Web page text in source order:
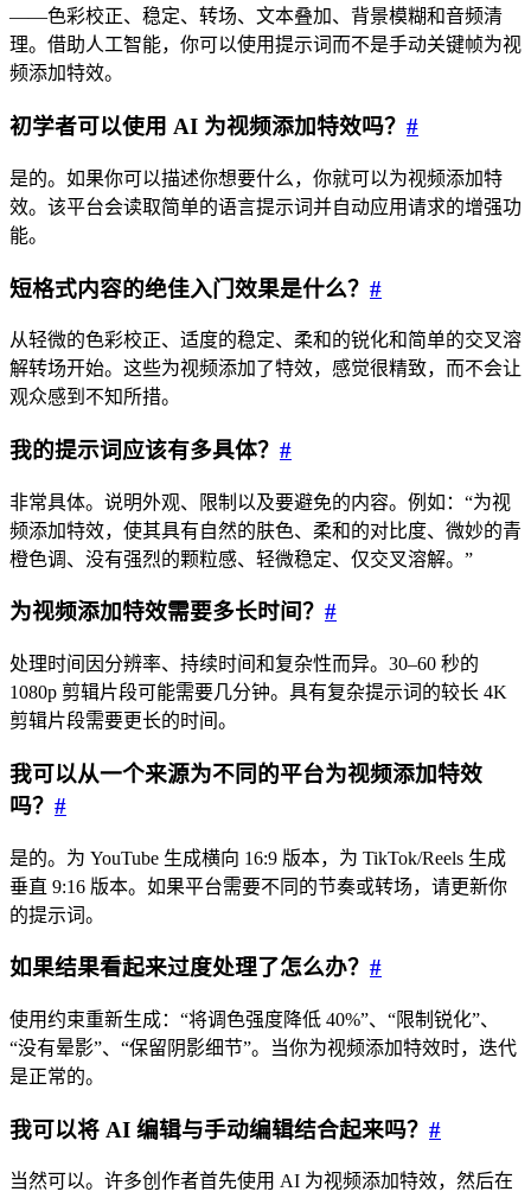
——色彩校正、稳定、转场、文本叠加、背景模糊和音频清
理。借助人工智能，你可以使用提示词而不是手动关键帧为视
频添加特效。
初学者可以使用 AI 为视频添加特效吗？ #
是的。如果你可以描述你想要什么，你就可以为视频添加特
效。该平台会读取简单的语言提示词并自动应用请求的增强功
能。
短格式内容的绝佳入门效果是什么？ #
从轻微的色彩校正、适度的稳定、柔和的锐化和简单的交叉溶
解转场开始。这些为视频添加了特效，感觉很精致，而不会让
观众感到不知所措。
我的提示词应该有多具体？ #
非常具体。说明外观、限制以及要避免的内容。例如：“为视
频添加特效，使其具有自然的肤色、柔和的对比度、微妙的青
橙色调、没有强烈的颗粒感、轻微稳定、仅交叉溶解。”
为视频添加特效需要多长时间？ #
处理时间因分辨率、持续时间和复杂性而异。30–60 秒的
1080p 剪辑片段可能需要几分钟。具有复杂提示词的较长 4K
剪辑片段需要更长的时间。
我可以从一个来源为不同的平台为视频添加特效
吗？ #
是的。为 YouTube 生成横向 16:9 版本，为 TikTok/Reels 生成
垂直 9:16 版本。如果平台需要不同的节奏或转场，请更新你
的提示词。
如果结果看起来过度处理了怎么办？ #
使用约束重新生成：“将调色强度降低 40%”、“限制锐化”、
“没有晕影”、“保留阴影细节”。当你为视频添加特效时，迭代
是正常的。
我可以将 AI 编辑与手动编辑结合起来吗？ #
当然可以。许多创作者首先使用 AI 为视频添加特效，然后在